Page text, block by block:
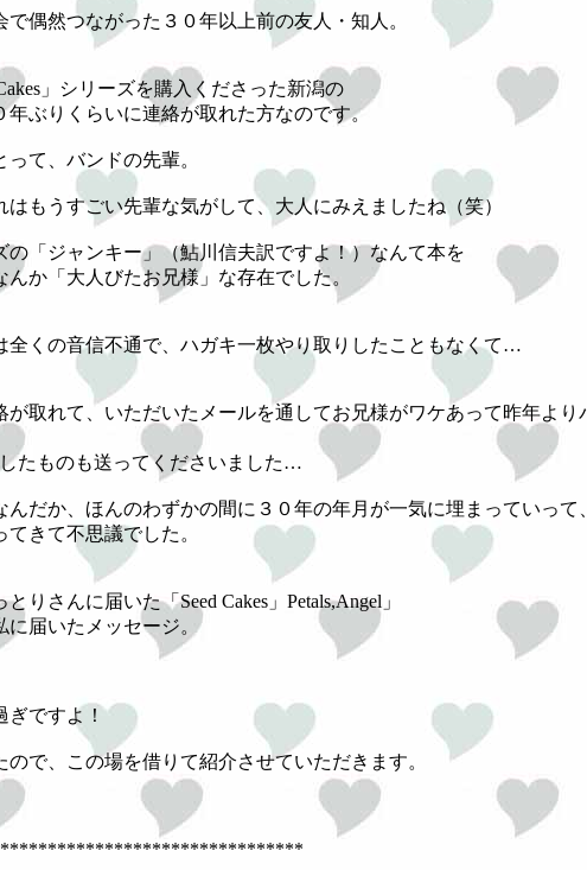
偶然つながった３０年以上前の友人・知人。
」シリーズを購入くださった新潟の
ぶりくらいに連絡が取れた方なのです。
て、バンドの先輩。
もうすごい先輩な気がして、大人にみえましたね（笑）
の「ジャンキー」（鮎川信夫訳ですよ！）なんて本を
か「大人びたお兄様」な存在でした。
全くの音信不通で、ハガキ一枚やり取りしたこともなくて…
が取れて、いただいたメールを通してお兄様がワケあって昨年より
たものも送ってくださいました…
だか、ほんのわずかの間に３０年の年月が一気に埋まっていって
きて不思議でした。
りさんに届いた「Seed Cakes」Petals,Angel」
に届いたメッセージ。
ぎですよ！
で、この場を借りて紹介させていただきます。